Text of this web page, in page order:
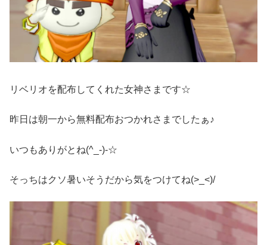
リベリオを配布してくれた女神さまです☆
昨日は朝一から無料配布おつかれさまでしたぁ♪
いつもありがとね(^_-)-☆
そっちはクソ暑いそうだから気をつけてね(>_<)/